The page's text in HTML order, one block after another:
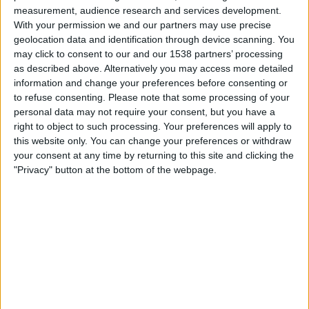
measurement, audience research and services development.
With your permission we and our partners may use precise
geolocation data and identification through device scanning. You
may click to consent to our and our 1538 partners’ processing
as described above. Alternatively you may access more detailed
information and change your preferences before consenting or
to refuse consenting.
Please note that some processing of your
personal data may not require your consent, but you have a
right to object to such processing. Your preferences will apply to
this website only. You can change your preferences or withdraw
your consent at any time by returning to this site and clicking the
"Privacy" button at the bottom of the webpage.
22:00 Prim B
Excursionistas
Laferrere
LPF Play
Samstag, 22.08.2026
22:00 Prim B
Laferrere
Villa Dalmine